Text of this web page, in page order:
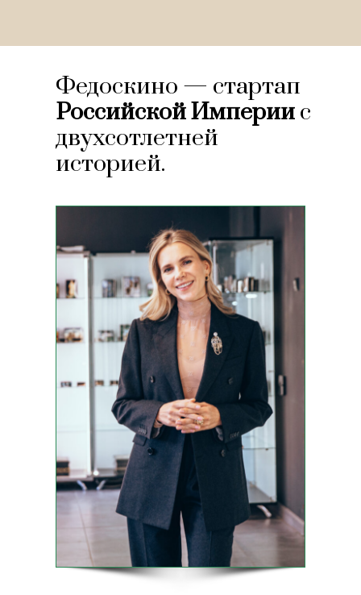
Федоскино — стартап
Российской Империис
двухсотлетней
историей.